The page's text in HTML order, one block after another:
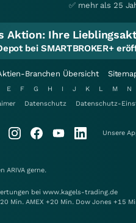
✅ mehr als 25
Aktion: Ihre
bei SMARTBROKER+
Branchen Übersicht
E F G H I J K L M N
Datenschutz Datenschutz-
Unsere
ARIVA gerne.
bei www.kagels-trading.de
Min. AMEX +20 Min. Dow Jones +15